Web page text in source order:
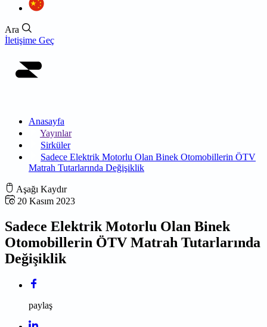
Ara
İletişime Geç
Anasayfa
Yayınlar
Sirküler
Sadece Elektrik Motorlu Olan Binek Otomobillerin ÖTV
Matrah Tutarlarında Değişiklik
Aşağı Kaydır
20 Kasım 2023
Sadece Elektrik Motorlu Olan Binek
Otomobillerin ÖTV Matrah Tutarlarında
Değişiklik
paylaş